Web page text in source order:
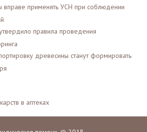
вправе применять УСН при соблюдении
правила проведения
древесины станут формировать
в аптеках